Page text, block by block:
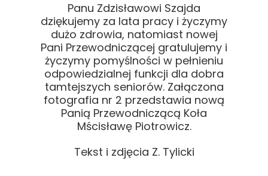
Panu Zdzisławowi Szajda
dziękujemy za lata pracy i życzymy
dużo zdrowia, natomiast nowej
Pani Przewodniczącej gratulujemy i
życzymy pomyślności w pełnieniu
odpowiedzialnej funkcji dla dobra
tamtejszych seniorów. Załączona
fotografia nr 2 przedstawia nową
Panią Przewodniczącą Koła
Mścisławę Piotrowicz.
Tekst i zdjęcia Z. Tylicki